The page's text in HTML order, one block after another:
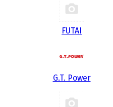
FUTAI
G.T. Power